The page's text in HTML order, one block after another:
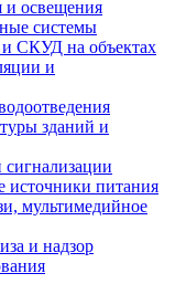
и освещения
системы
СКУД на объектах
и
зданий и
питания
мультимедийное
и надзор